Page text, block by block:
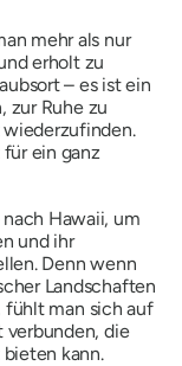
mehr als nur
erholt zu
– es ist ein
zur Ruhe zu
ein ganz
Hawaii, um
und ihr
Denn wenn
Landschaften
fühlt man sich auf
verbunden, die
kann.